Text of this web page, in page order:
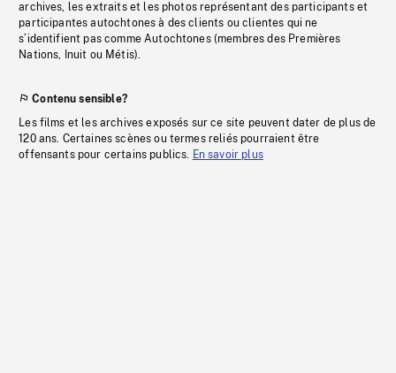
archives, les extraits et les photos représentant des participants et
participantes autochtones à des clients ou clientes qui ne
s’identifient pas comme Autochtones (membres des Premières
Nations, Inuit ou Métis).
Contenu sensible?
Les films et les archives exposés sur ce site peuvent dater de plus de
120 ans. Certaines scènes ou termes reliés pourraient être
offensants pour certains publics. En savoir plus